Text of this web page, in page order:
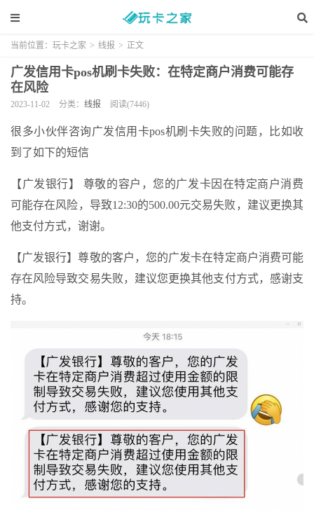
当前位置： 玩卡之家 > 线报 > 正文
广发信用卡pos机刷卡失败：在特定商户消费可能存
在风险
2023-11-02 分类： 线报 阅读(7446)
很多小伙伴咨询广发信用卡pos机刷卡失败的问题，比如收
到了如下的短信
【广发银行】 尊敬的容户，您的广发卡因在特定商户消费
可能存在风险，导致12:30的500.00元交易失败，建议更换其
他支付方式，谢谢。
【广发银行】尊敬的客户，您的广发卡在特定商户消费可能
存在风险导致交易失败，建议您更换其他支付方式，感谢支
持。